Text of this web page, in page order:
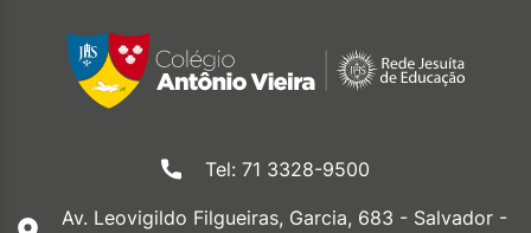
Tel: 71 3328-9500
Av. Leovigildo Filgueiras, Garcia, 683 - Salvador -